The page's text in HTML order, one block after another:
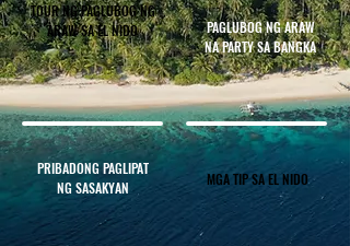
TOUR NG PAGLUBOG NG
ARAW SA EL NIDO
PAGLUBOG NG ARAW
NA PARTY SA BANGKA
PRIBADONG PAGLIPAT
NG SASAKYAN
MGA TIP SA EL NIDO